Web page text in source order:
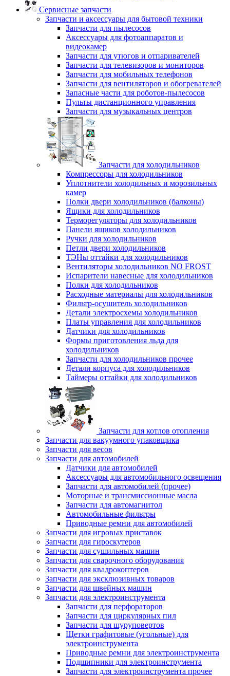
Сервисные запчасти
Запчасти и аксессуары для бытовой техники
Запчасти для пылесосов
Аксессуары для фотоаппаратов и
видеокамер
Запчасти для утюгов и отпаривателей
Запчасти для телевизоров и мониторов
Запчасти для мобильных телефонов
Запчасти для вентиляторов и обогревателей
Запасные части для роботов-пылесосов
Пульты дистанционного управления
Запчасти для музыкальных центров
Запчасти для холодильников
Компрессоры для холодильников
Уплотнители холодильных и морозильных
камер
Полки двери холодильников (балконы)
Ящики для холодильников
Терморегуляторы для холодильников
Панели ящиков холодильников
Ручки для холодильников
Петли двери холодильников
ТЭНы оттайки для холодильников
Вентиляторы холодильников NO FROST
Испарители навесные для холодильников
Полки для холодильников
Расходные материалы для холодильников
Фильтр-осушитель холодильников
Детали электросхемы холодильников
Платы управления для холодильников
Датчики для холодильников
Формы приготовления льда для
холодильников
Запчасти для холодильников прочее
Детали корпуса для холодильников
Таймеры оттайки для холодильников
Запчасти для котлов отопления
Запчасти для вакуумного упаковщика
Запчасти для весов
Запчасти для автомобилей
Датчики для автомобилей
Аксессуары для автомобильного освещения
Запчасти для автомобилей (прочее)
Моторные и трансмиссионные масла
Запчасти для автомагнитол
Автомобильные фильтры
Приводные ремни для автомобилей
Запчасти для игровых приставок
Запчасти для гироскутеров
Запчасти для сушильных машин
Запчасти для сварочного оборудования
Запчасти для квадрокоптеров
Запчасти для эксклюзивных товаров
Запчасти для швейных машин
Запчасти для электроинструмента
Запчасти для перфораторов
Запчасти для циркулярных пил
Запчасти для шуруповертов
Щетки графитовые (угольные) для
электроинструмента
Приводные ремни для электроинструмента
Подшипники для электроинструмента
Запчасти для электроинструмента прочее